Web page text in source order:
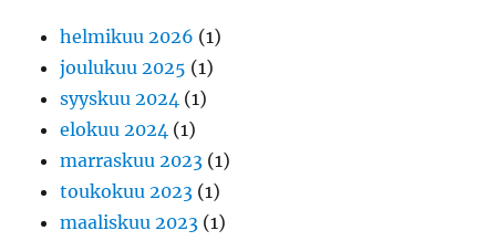
helmikuu 2026 (1)
joulukuu 2025 (1)
syyskuu 2024 (1)
elokuu 2024 (1)
marraskuu 2023 (1)
toukokuu 2023 (1)
maaliskuu 2023 (1)